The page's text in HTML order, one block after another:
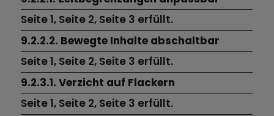
Seite 1, Seite 2, Seite 3 erfüllt.
9.2.2.2. Bewegte Inhalte abschaltbar
Seite 1, Seite 2, Seite 3 erfüllt.
9.2.3.1. Verzicht auf Flackern
Seite 1, Seite 2, Seite 3 erfüllt.